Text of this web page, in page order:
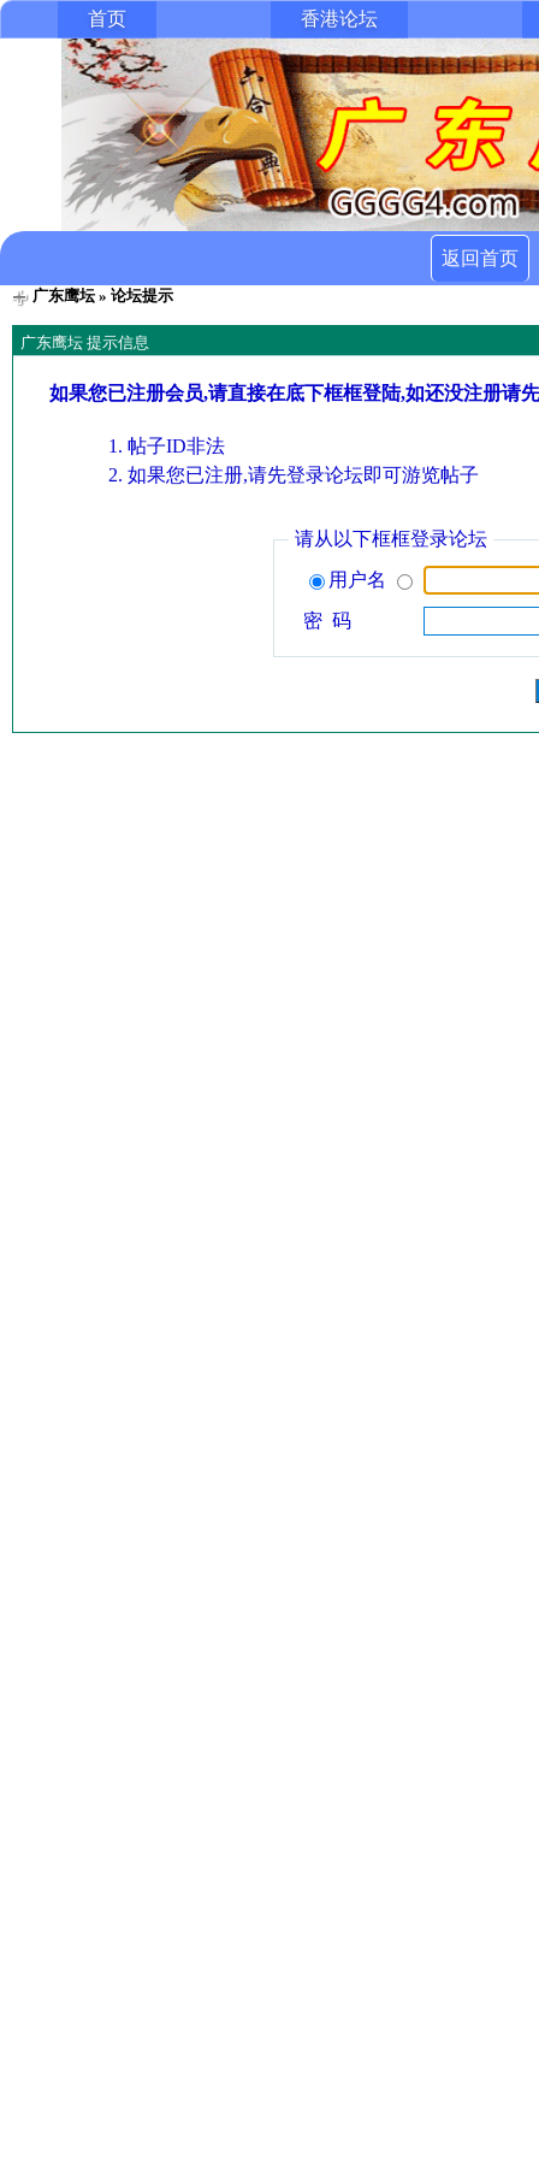
首页 香港论坛
返回首页
广东鹰坛» 论坛提示
广东鹰坛 提示信息
如果您已注册会员,请直接在底下框框登陆,如还没注册请
帖子ID非法
如果您已注册,请先登录论坛即可游览帖子
请从以下框框登录论坛
用户名
密 码